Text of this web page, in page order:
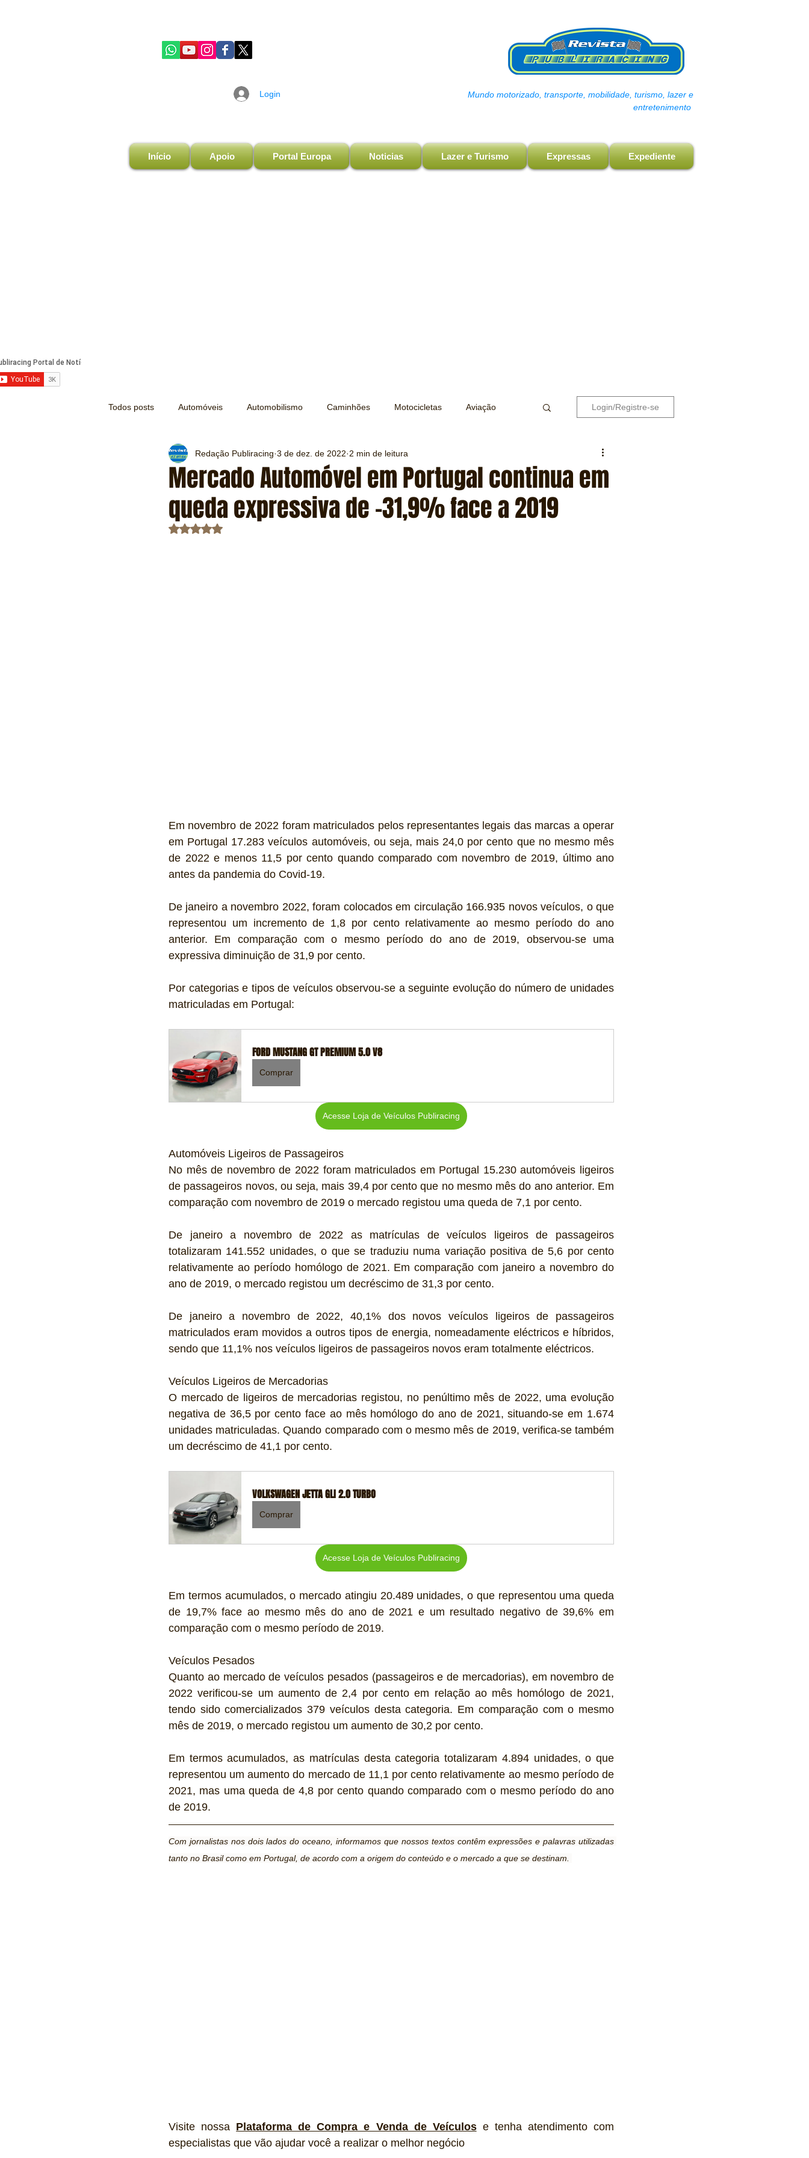
Login
Mundo motorizado, transporte, mobilidade, turismo, lazer e
entretenimento
Início Apoio Portal Europa Noticias Lazer e Turismo Expressas Expediente
Todos posts Automóveis Automobilismo Caminhões Motocicletas Aviação
Turismo Lazer Transporte Trens e Metrô
Mecânica e Peças Segurança Testes e Comparativos Máquinas e Equipamentos
Login/Registre-se
Mercado Automóvel em Portugal continua em
queda expressiva de -31,9% face a 2019
Redação Publiracing 3 de dez. de 2022 2 min de leitura
Avaliado com NaN de 5 estrelas.
Em novembro de 2022 foram matriculados pelos representantes legais das marcas a operar
em Portugal 17.283 veículos automóveis, ou seja, mais 24,0 por cento que no mesmo mês
de 2022 e menos 11,5 por cento quando comparado com novembro de 2019, último ano
antes da pandemia do Covid-19.
De janeiro a novembro 2022, foram colocados em circulação 166.935 novos veículos, o que
representou um incremento de 1,8 por cento relativamente ao mesmo período do ano
anterior. Em comparação com o mesmo período do ano de 2019, observou-se uma
expressiva diminuição de 31,9 por cento.
Por categorias e tipos de veículos observou-se a seguinte evolução do número de unidades
matriculadas em Portugal:
FORD MUSTANG GT PREMIUM 5.0 V8
Comprar
Acesse Loja de Veículos Publiracing
Automóveis Ligeiros de Passageiros
No mês de novembro de 2022 foram matriculados em Portugal 15.230 automóveis ligeiros
de passageiros novos, ou seja, mais 39,4 por cento que no mesmo mês do ano anterior. Em
comparação com novembro de 2019 o mercado registou uma queda de 7,1 por cento.
De janeiro a novembro de 2022 as matrículas de veículos ligeiros de passageiros
totalizaram 141.552 unidades, o que se traduziu numa variação positiva de 5,6 por cento
relativamente ao período homólogo de 2021. Em comparação com janeiro a novembro do
ano de 2019, o mercado registou um decréscimo de 31,3 por cento.
De janeiro a novembro de 2022, 40,1% dos novos veículos ligeiros de passageiros
matriculados eram movidos a outros tipos de energia, nomeadamente eléctricos e híbridos,
sendo que 11,1% nos veículos ligeiros de passageiros novos eram totalmente eléctricos.
Veículos Ligeiros de Mercadorias
O mercado de ligeiros de mercadorias registou, no penúltimo mês de 2022, uma evolução
negativa de 36,5 por cento face ao mês homólogo do ano de 2021, situando-se em 1.674
unidades matriculadas. Quando comparado com o mesmo mês de 2019, verifica-se também
um decréscimo de 41,1 por cento.
VOLKSWAGEN JETTA GLI 2.0 TURBO
Comprar
Acesse Loja de Veículos Publiracing
Em termos acumulados, o mercado atingiu 20.489 unidades, o que representou uma queda
de 19,7% face ao mesmo mês do ano de 2021 e um resultado negativo de 39,6% em
comparação com o mesmo período de 2019.
Veículos Pesados
Quanto ao mercado de veículos pesados (passageiros e de mercadorias), em novembro de
2022 verificou-se um aumento de 2,4 por cento em relação ao mês homólogo de 2021,
tendo sido comercializados 379 veículos desta categoria. Em comparação com o mesmo
mês de 2019, o mercado registou um aumento de 30,2 por cento.
Em termos acumulados, as matrículas desta categoria totalizaram 4.894 unidades, o que
representou um aumento do mercado de 11,1 por cento relativamente ao mesmo período de
2021, mas uma queda de 4,8 por cento quando comparado com o mesmo período do ano
de 2019.
Com jornalistas nos dois lados do oceano, informamos que nossos textos contêm expressões e palavras utilizadas
tanto no Brasil como em Portugal, de acordo com a origem do conteúdo e o mercado a que se destinam.
Visite nossa Plataforma de Compra e Venda de Veículos e tenha atendimento com
especialistas que vão ajudar você a realizar o melhor negócio